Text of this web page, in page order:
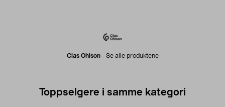
Clas Ohlson- Se alle produktene
Toppselgere i samme kategori